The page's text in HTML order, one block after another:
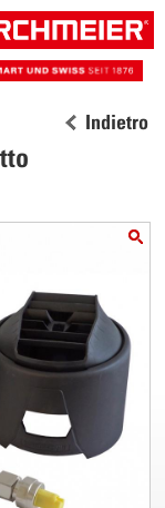
Indietro